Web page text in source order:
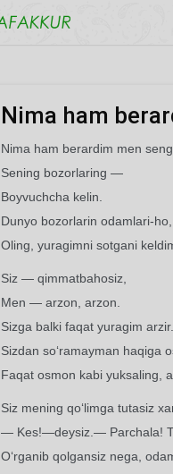
Nima ham
Nima ham berardim men
Sening bozorlaring —
Boyvuchcha kelin.
Dunyo bozorlarin odamlari-ho,
Oling, yuragimni sotgani
Siz — qimmatbahosiz,
Men — arzon, arzon.
Sizga balki faqat yuragim arzir.
Sizdan so‘ramayman haqiga
Faqat osmon kabi yuksaling,
Siz mening qo‘limga tutasiz
— Kes!—deysiz.— Parchala!
O‘rganib qolgansiz nega,